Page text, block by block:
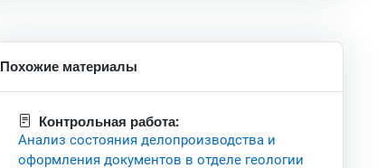
Похожие материалы
Контрольная работа:
Анализ состояния делопроизводства и
оформления документов в отделе геологии